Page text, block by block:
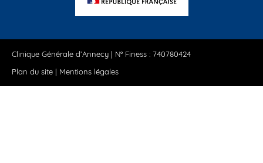
Clinique Générale d’Annecy | N° Finess : 740780424
Plan du site | Mentions légales